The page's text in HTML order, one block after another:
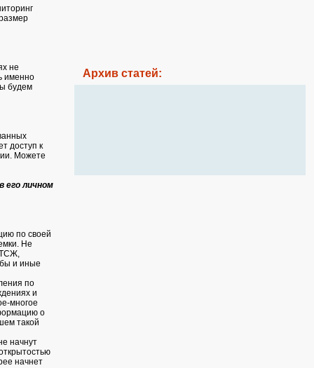
не
именно
будем
доступ к
Можете
его личном
по своей
Не
ТСЖ,
и иные
по
и
многое
о
такой
начнут
начнет
Архив статей: